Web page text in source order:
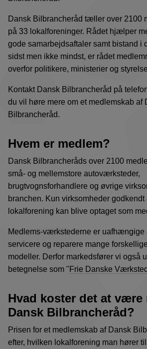
Dansk Bilbrancheråd tæller over 2100
på 33 lokalforeninger. Rådet hjælper
gode samarbejdsaftaler samt bistand i
sidst men ikke mindst, er rådet
overfor politikere, ministerier og
Kontakt Dansk Bilbrancheråd på
du vil høre mere om et medlemskab af
Bilbrancheråd.
Hvem er medlem?
Dansk Bilbrancheråds over 2100
små- og mellemstore autoværksteder,
brugtvognsforhandlere og øvrige
branchen. Kun virksomheder godkendt
lokalforening kan blive optaget som
Medlems-værkstederne er uafhængige
servicere og reparere mange
modeller. Derfor markedsfører vi også
betegnelse som " Frie Danske
Hvad koster det at være
Dansk Bilbrancheråd?
Prisen for et medlemskab af Dansk
efter, hvilken lokalforening man hører